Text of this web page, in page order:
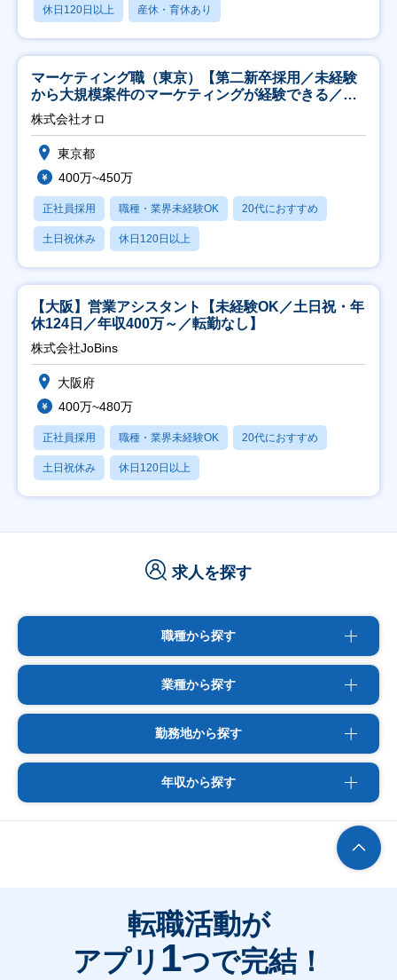
休日120日以上 産休・育休あり
マーケティング職（東京）【第二新卒採用／未経験
から大規模案件のマーケティングが経験できる／研
修充実】
株式会社オロ
東京都
400万~450万
正社員採用 職種・業界未経験OK 20代におすすめ
土日祝休み 休日120日以上
【大阪】営業アシスタント【未経験OK／土日祝・年
休124日／年収400万～／転勤なし】
株式会社JoBins
大阪府
400万~480万
正社員採用 職種・業界未経験OK 20代におすすめ
土日祝休み 休日120日以上
求人を探す
職種から探す
業種から探す
勤務地から探す
年収から探す
転職活動が
アプリ 1つで完結！